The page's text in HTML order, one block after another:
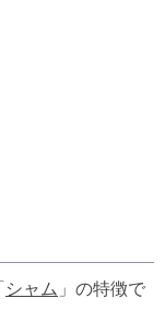
シャム 」の特徴で